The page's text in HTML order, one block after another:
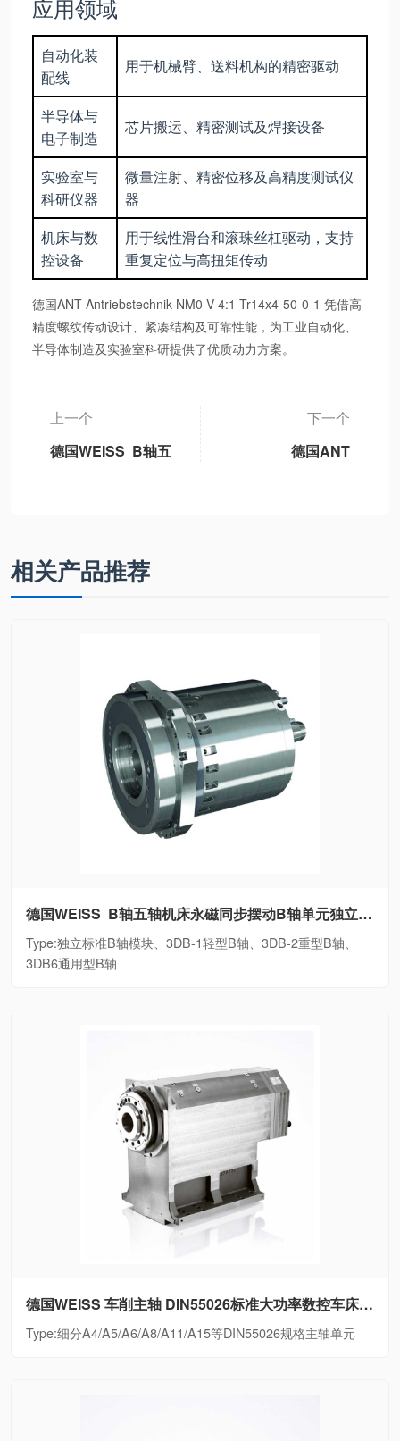
应用领域
自动化装
配线
用于机械臂、送料机构的精密驱动
半导体与
电子制造
芯片搬运、精密测试及焊接设备
实验室与
科研仪器
微量注射、精密位移及高精度测试仪
器
机床与数
控设备
用于线性滑台和滚珠丝杠驱动，支持
重复定位与高扭矩传动
德国ANT Antriebstechnik NM0-V-4:1-Tr14x4-50-0-1 凭借高
精度螺纹传动设计、紧凑结构及可靠性能，为工业自动化、
半导体制造及实验室科研提供了优质动力方案。
上一个
德国WEISS B轴五
重型B轴、3DB6通
用型B轴
下一个
德国ANT
相关产品推荐
德国WEISS B轴五轴机床永磁同步摆动B轴单元独立标准B轴模块、3DB-1轻型B轴、3DB-2重型B轴、3DB6通用型B轴
Type:独立标准B轴模块、3DB-1轻型B轴、3DB-2重型B轴、
3DB6通用型B轴
德国WEISS 车削主轴 DIN55026标准大功率数控车床电主轴细分A4/A5/A6/A8/A11/A15等DIN55026规格主轴单元
Type:细分A4/A5/A6/A8/A11/A15等DIN55026规格主轴单元